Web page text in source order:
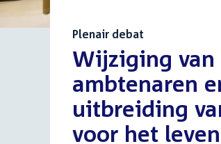
Plenair debat
:Wijziging van
ambtenaren
uitbreiding
voor het